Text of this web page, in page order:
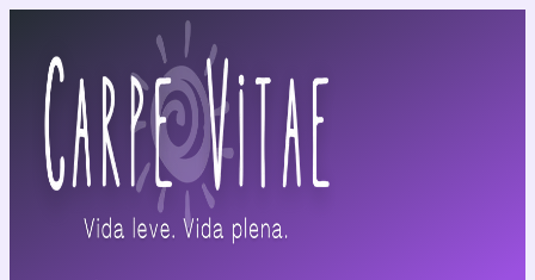
Conteúdo